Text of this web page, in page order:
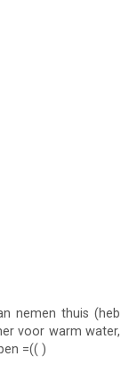
nemen thuis (heb
voor warm water,
=(( )